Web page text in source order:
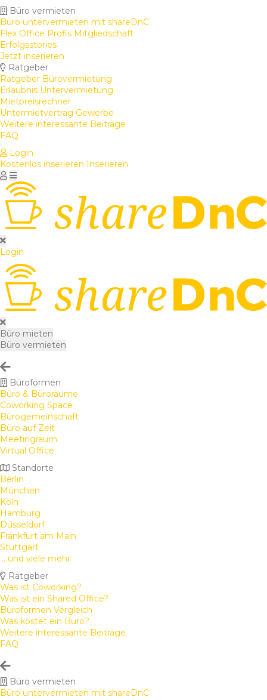
Büro vermieten
Büro untervermieten mit shareDnC
Flex Office Profis Mitgliedschaft
Erfolgsstories
Jetzt inserieren
Ratgeber
Ratgeber Bürovermietung
Erlaubnis Untervermietung
Mietpreisrechner
Untermietvertrag Gewerbe
Weitere interessante Beiträge
FAQ
Login
Kostenlos inserieren Inserieren
Login
Büro mieten
Büro vermieten
Büroformen
Büro & Büroräume
Coworking Space
Bürogemeinschaft
Büro auf Zeit
Meetingraum
Virtual Office
Standorte
Berlin
München
Köln
Hamburg
Düsseldorf
Frankfurt am Main
Stuttgart
... und viele mehr
Ratgeber
Was ist Coworking?
Was ist ein Shared Office?
Büroformen Vergleich
Was kostet ein Büro?
Weitere interessante Beiträge
FAQ
Büro vermieten
Büro untervermieten mit shareDnC